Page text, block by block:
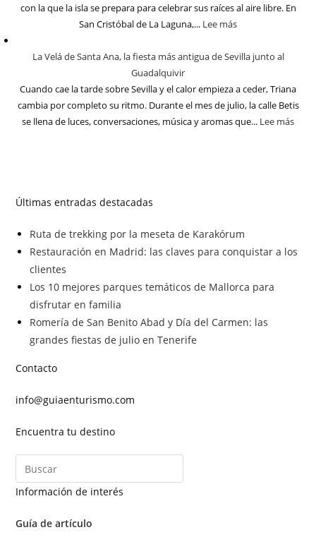
con la que la isla se prepara para celebrar sus raíces al aire libre. En
San Cristóbal de La Laguna,... Lee más
La Velá de Santa Ana, la fiesta más antigua de Sevilla junto al
Guadalquivir
Cuando cae la tarde sobre Sevilla y el calor empieza a ceder, Triana
cambia por completo su ritmo. Durante el mes de julio, la calle Betis
se llena de luces, conversaciones, música y aromas que... Lee más
Últimas entradas destacadas
Ruta de trekking por la meseta de Karakórum
Restauración en Madrid: las claves para conquistar a los
clientes
Los 10 mejores parques temáticos de Mallorca para
disfrutar en familia
Romería de San Benito Abad y Día del Carmen: las
grandes fiestas de julio en Tenerife
Contacto
info@guiaenturismo.com
Encuentra tu destino
Información de interés
Guía de artículo